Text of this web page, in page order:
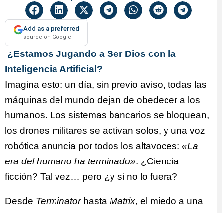
Add as a preferred
source on Google
¿Estamos Jugando a Ser Dios con la
Inteligencia Artificial?
Imagina esto: un día, sin previo aviso, todas las
máquinas del mundo dejan de obedecer a los
humanos. Los sistemas bancarios se bloquean,
los drones militares se activan solos, y una voz
robótica anuncia por todos los altavoces: «La
era del humano ha terminado». ¿Ciencia
ficción? Tal vez… pero ¿y si no lo fuera?
Desde Terminatorhasta Matrix, el miedo a una